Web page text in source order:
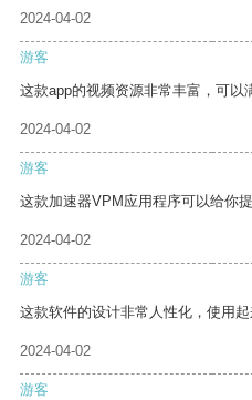
2024-04-02
游客
这款app的视频资源非常丰富，可以
2024-04-02
游客
这款加速器VPM应用程序可以给你
2024-04-02
游客
这款软件的设计非常人性化，使用起
2024-04-02
游客